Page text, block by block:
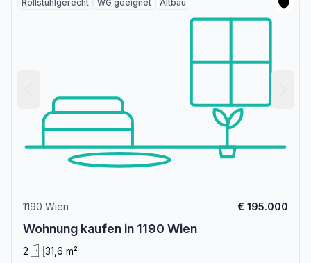
Rollstuhlgerecht WG geeignet Altbau
1190 Wien € 195.000
Wohnung kaufen in 1190 Wien
2
31,6 m²